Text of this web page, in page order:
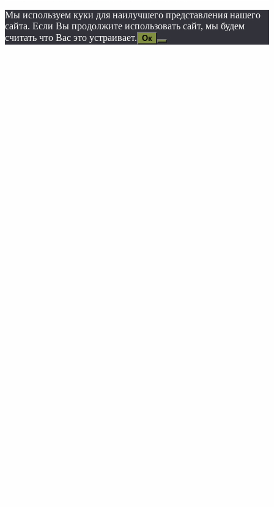
Мы используем куки для наилучшего представления нашего
сайта. Если Вы продолжите использовать сайт, мы будем
считать что Вас это устраивает. Ок